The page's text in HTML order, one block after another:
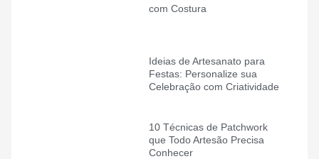
com Costura
Ideias de Artesanato para
Festas: Personalize sua
Celebração com Criatividade
10 Técnicas de Patchwork
que Todo Artesão Precisa
Conhecer